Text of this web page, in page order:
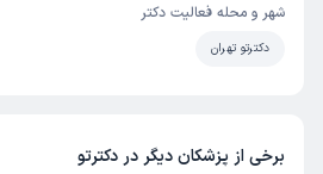
شهر و محله فعالیت دکتر
دکترتو تهران
برخی از پزشکان دیگر در دکترتو